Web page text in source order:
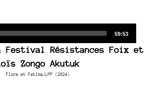
Total
59:53
Festival Résistances Foix et
Zongo Akutuk
Flore et Fatima/LPP (2024)